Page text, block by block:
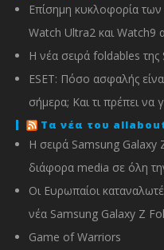
Επίσημη κυκλοφορία
Watch Ultra2 και Watch9
Η νέα σειρά foldables
ESET: Πόσο ασφαλής
σήμερα; Και τι πρέπει να
Τα νέα του
Η σειρά Samsung Galaxy
διάφορα media σε όλη
Οι Ευρωπαίοι
νέα Samsung Galaxy Z
Game of Warriors